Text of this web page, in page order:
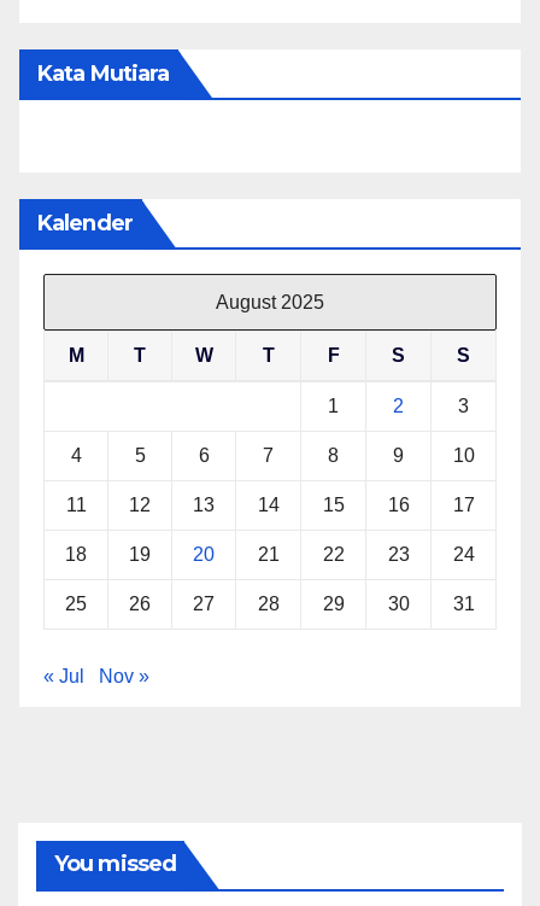
Kata Mutiara
Kalender
August 2025
M T W T F S S
1 2 3
4 5 6 7 8 9 10
11 12 13 14 15 16 17
18 19 20 21 22 23 24
25 26 27 28 29 30 31
« Jul Nov »
You missed